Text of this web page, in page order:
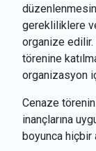
gerekliliklere
organize
törenine
organizasyon
Cenaze
inançlarına
boyunca hiçbir